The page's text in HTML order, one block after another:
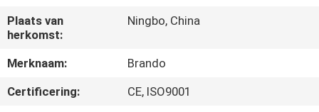
FABRIEKSTOCHT
KWALITEITSCONTROLE
Plaats van
herkomst:
Ningbo, China
Merknaam:
Brando
Certificering:
CE, ISO9001